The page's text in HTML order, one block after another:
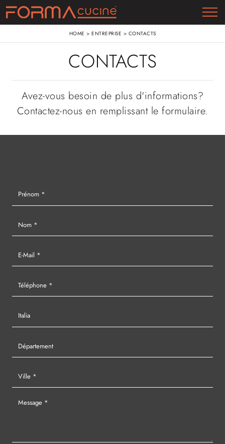
HOME > ENTREPRISE > CONTACTS
CONTACTS
Avez-vous besoin de plus d'informations?
Contactez-nous en remplissant le formulaire.